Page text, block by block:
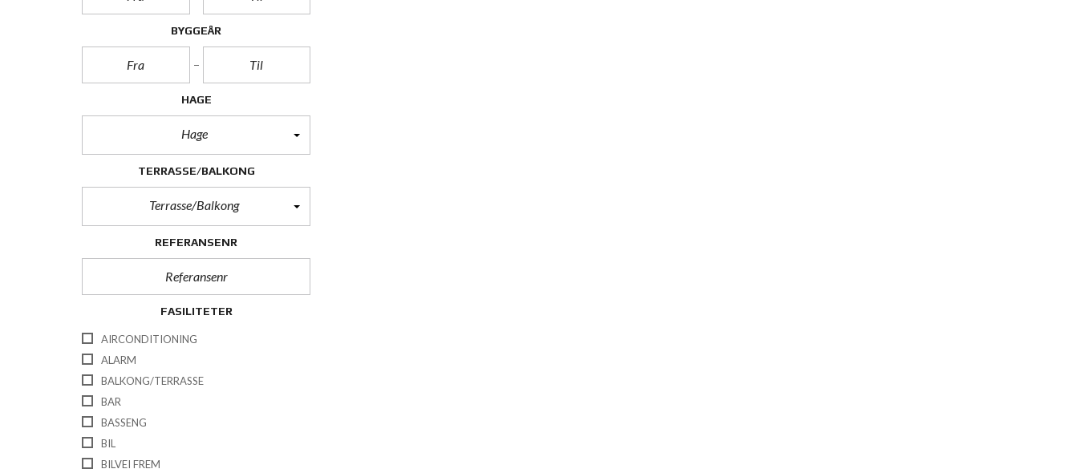
BYGGEÅR
HAGE
Hage
TERRASSE/BALKONG
Terrasse/Balkong
REFERANSENR
FASILITETER
AIRCONDITIONING
ALARM
BALKONG/TERRASSE
BAR
BASSENG
BIL
BILVEI FREM